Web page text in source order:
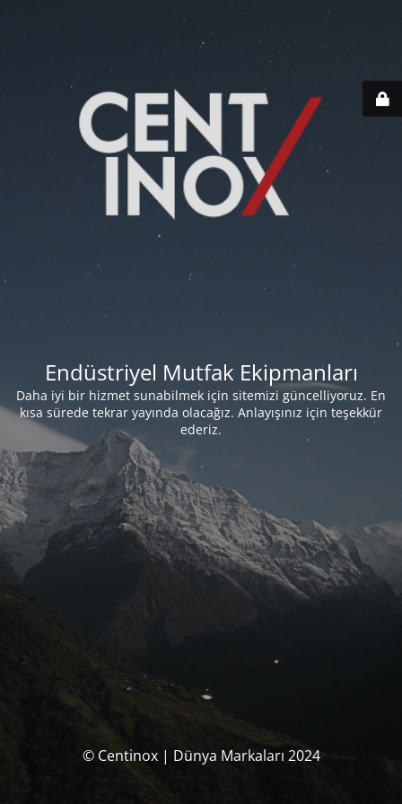
Endüstriyel Mutfak Ekipmanları
Daha iyi bir hizmet sunabilmek için sitemizi güncelliyoruz. En
kısa sürede tekrar yayında olacağız. Anlayışınız için teşekkür
ederiz.
© Centinox | Dünya Markaları 2024